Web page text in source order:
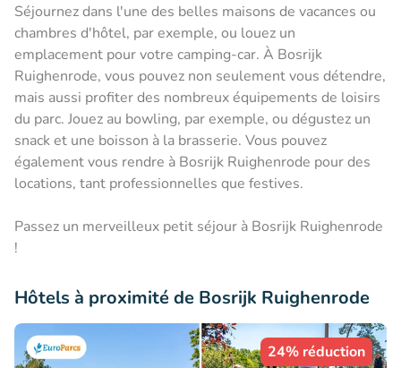
Séjournez dans l'une des belles maisons de vacances ou
chambres d'hôtel, par exemple, ou louez un
emplacement pour votre camping-car. À Bosrijk
Ruighenrode, vous pouvez non seulement vous détendre,
mais aussi profiter des nombreux équipements de loisirs
du parc. Jouez au bowling, par exemple, ou dégustez un
snack et une boisson à la brasserie. Vous pouvez
également vous rendre à Bosrijk Ruighenrode pour des
locations, tant professionnelles que festives.
Passez un merveilleux petit séjour à Bosrijk Ruighenrode
!
Hôtels à proximité de Bosrijk Ruighenrode
24% réduction